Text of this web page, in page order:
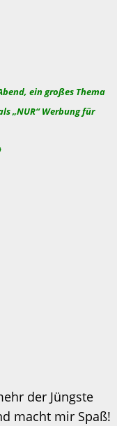
ein großes Thema
„NUR“ Werbung für
der Jüngste
macht mir Spaß!